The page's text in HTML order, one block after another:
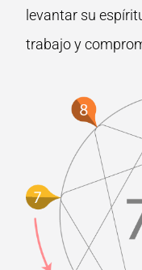
levantar su
trabajo y